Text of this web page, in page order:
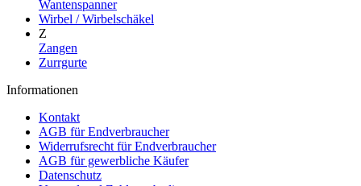
Wantenspanner
Wirbel / Wirbelschäkel
Z
Zangen
Zurrgurte
Informationen
Kontakt
AGB für Endverbraucher
Widerrufsrecht für Endverbraucher
AGB für gewerbliche Käufer
Datenschutz